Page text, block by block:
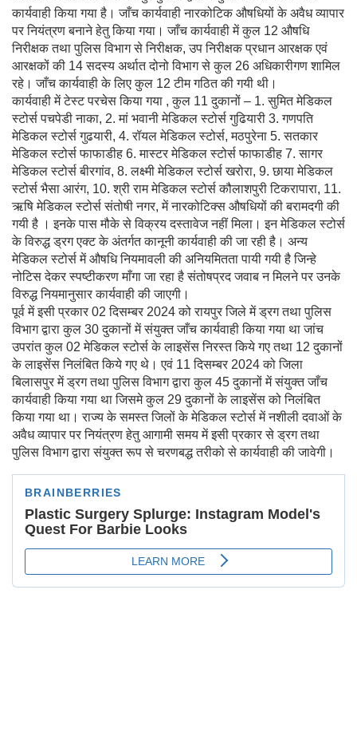
कार्यवाही किया गया है। जाँच कार्यवाही नारकोटिक औषधियों के अवैध व्यापार
पर नियंत्रण बनाने हेतु किया गया। जाँच कार्यवाही में कुल 12 औषधि
निरीक्षक तथा पुलिस विभाग से निरीक्षक, उप निरीक्षक प्रधान आरक्षक एवं
आरक्षकों की 14 सदस्य अर्थात दोनो विभाग से कुल 26 अधिकारीगण शामिल
रहे। जाँच कार्यवाही के लिए कुल 12 टीम गठित की गयी थी।
कार्यवाही में टेस्ट परचेस किया गया , कुल 11 दुकानों – 1. सुमित मेडिकल
स्टोर्स पचपेडी नाका, 2. मां भवानी मेडिकल स्टोर्स गुढियारी 3. गणपति
मेडिकल स्टोर्स गुढयारी, 4. रॉयल मेडिकल स्टोर्स, मठपुरेना 5. सतकार
मेडिकल स्टोर्स फाफाडीह 6. मास्टर मेडिकल स्टोर्स फाफाडीह 7. सागर
मेडिकल स्टोर्स बीरगांव, 8. लक्ष्मी मेडिकल स्टोर्स खरोरा, 9. छाया मेडिकल
स्टोर्स भैसा आरंग, 10. श्री राम मेडिकल स्टोर्स कौलाशपुरी टिकरापारा, 11.
ऋषि मेडिकल स्टोर्स संतोषी नगर, में नारकोटिक्स औषधियों की बरामदगी की
गयी है । इनके पास मौके से विक्रय दस्तावेज नहीं मिला। इन मेडिकल स्टोर्स
के विरुद्ध ड्रग एक्ट के अंतर्गत कानूनी कार्यवाही की जा रही है। अन्य
मेडिकल स्टोर्स में औषधि नियमावली की अनियमितता पायी गयी है जिन्हे
नोटिस देकर स्पष्टीकरण माँगा जा रहा है संतोषप्रद जवाब न मिलने पर उनके
विरुद्ध नियमानुसार कार्यवाही की जाएगी।
पूर्व में इसी प्रकार 02 दिसम्बर 2024 को रायपुर जिले में ड्रग तथा पुलिस
विभाग द्वारा कुल 30 दुकानों में संयुक्त जाँच कार्यवाही किया गया था जांच
उपरांत कुल 02 मेडिकल स्टोर्स के लाइसेंस निरस्त किये गए तथा 12 दुकानों
के लाइसेंस निलंबित किये गए थे। एवं 11 दिसम्बर 2024 को जिला
बिलासपुर में ड्रग तथा पुलिस विभाग द्वारा कुल 45 दुकानों में संयुक्त जाँच
कार्यवाही किया गया था जिसमे कुल 29 दुकानों के लाइसेंस को निलंबित
किया गया था। राज्य के समस्त जिलों के मेडिकल स्टोर्स में नशीली दवाओं के
अवैध व्यापार पर नियंत्रण हेतु आगामी समय में इसी प्रकार से ड्रग तथा
पुलिस विभाग द्वारा संयुक्त रूप से चरणबद्ध तरीको से कार्यवाही की जावेगी।